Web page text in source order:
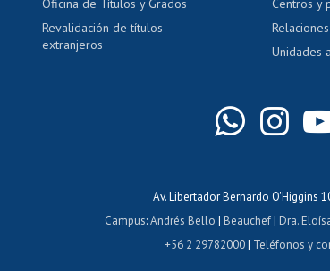
Oficina de Títulos y Grados
Revalidación de títulos
extranjeros
Centros y
Unidades
Av. Libertador Bernardo O'Higgins
Campus:Andrés Bello | Beauchef| Dra.
+56 2 29782000| Teléfonos y